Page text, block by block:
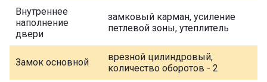
Внутреннее
наполнение
двери
замковый карман, усиление
петлевой зоны, утеплитель
Замок основной
врезной цилиндровый,
количество оборотов - 2